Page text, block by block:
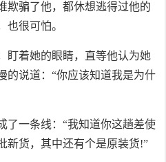
欺骗了他，都休想逃得过他的
也很可怕。
盯着她的眼睛，直等他认为她
的说道：“你应该知道我是为什
了一条线：“我知道你这趟差使
新货，其中还有个是原装货!”